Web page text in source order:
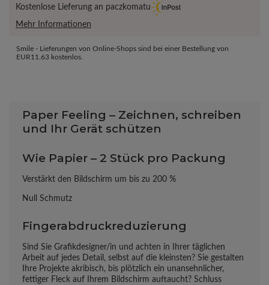
Kostenlose Lieferung an paczkomatu
Mehr Informationen
Smile - Lieferungen von Online-Shops sind bei einer Bestellung von
EUR11.63 kostenlos.
Paper Feeling – Zeichnen, schreiben
und Ihr Gerät schützen
Wie Papier – 2 Stück pro Packung
Verstärkt den Bildschirm um bis zu 200 %
Null Schmutz
Fingerabdruckreduzierung
Sind Sie Grafikdesigner/in und achten in Ihrer täglichen
Arbeit auf jedes Detail, selbst auf die kleinsten? Sie gestalten
Ihre Projekte akribisch, bis plötzlich ein unansehnlicher,
fettiger Fleck auf Ihrem Bildschirm auftaucht? Schluss